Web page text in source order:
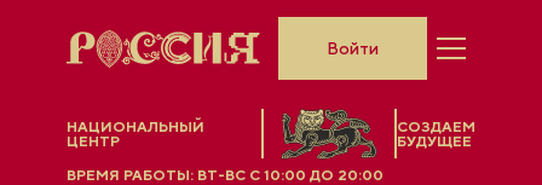
НАЦИОНАЛЬНЫЙ
ЦЕНТР
СОЗДАЕМ
БУДУЩЕЕ
ВРЕМЯ РАБОТЫ: ВТ-ВС C 10:00 ДО 20:00
Войти